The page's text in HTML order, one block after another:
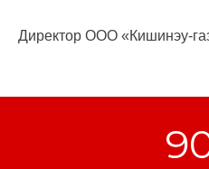
Директор ООО «Кишинэу-